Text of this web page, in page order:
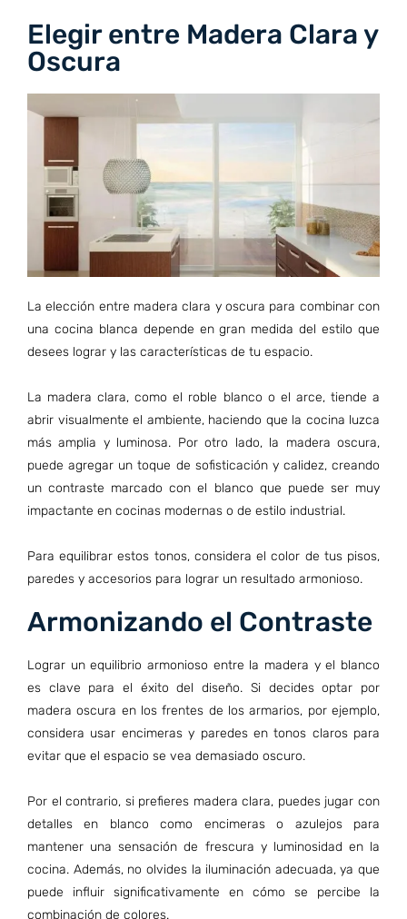
Elegir entre Madera Clara y
Oscura
La elección entre madera clara y oscura para combinar con
una cocina blanca depende en gran medida del estilo que
desees lograr y las características de tu espacio.
La madera clara, como el roble blanco o el arce, tiende a
abrir visualmente el ambiente, haciendo que la cocina luzca
más amplia y luminosa. Por otro lado, la madera oscura,
puede agregar un toque de sofisticación y calidez, creando
un contraste marcado con el blanco que puede ser muy
impactante en cocinas modernas o de estilo industrial.
Para equilibrar estos tonos, considera el color de tus pisos,
paredes y accesorios para lograr un resultado armonioso.
Armonizando el Contraste
Lograr un equilibrio armonioso entre la madera y el blanco
es clave para el éxito del diseño. Si decides optar por
madera oscura en los frentes de los armarios, por ejemplo,
considera usar encimeras y paredes en tonos claros para
evitar que el espacio se vea demasiado oscuro.
Por el contrario, si prefieres madera clara, puedes jugar con
detalles en blanco como encimeras o azulejos para
mantener una sensación de frescura y luminosidad en la
cocina. Además, no olvides la iluminación adecuada, ya que
puede influir significativamente en cómo se percibe la
combinación de colores.